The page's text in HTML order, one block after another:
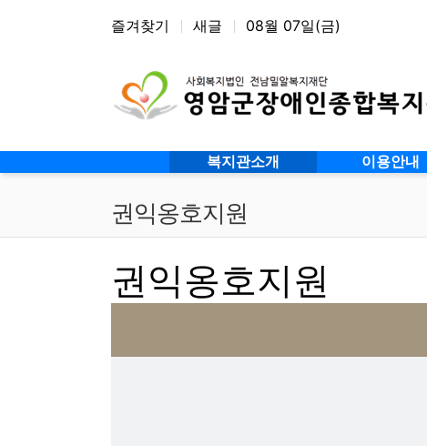
즐겨찾기 새글 08월 07일(금)
메인 메뉴 복지관소개 이용안내
권익옹호지원
권익옹호지원